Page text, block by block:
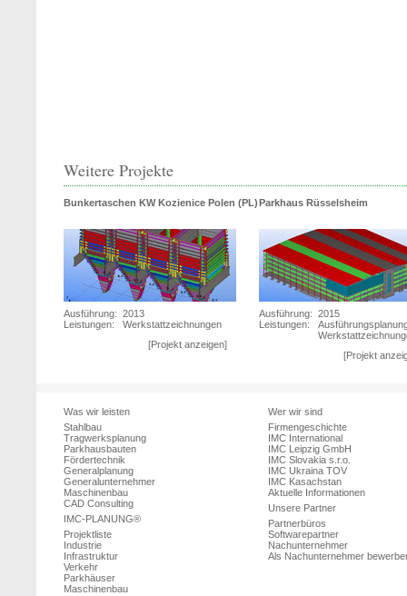
Weitere Projekte
Bunkertaschen KW Kozienice Polen (PL)
Ausführung: 2013
Leistungen:
Werkstattzeichnungen
[Projekt anzeigen]
Parkhaus Rüsselsheim
Ausführung: 2015
Leistungen:
[Projekt
Was wir leisten
Stahlbau
Tragwerksplanung
Parkhausbauten
Fördertechnik
Generalplanung
Generalunternehmer
Maschinenbau
CAD Consulting
IMC-PLANUNG®
Projektliste
Industrie
Infrastruktur
Verkehr
Parkhäuser
Maschinenbau
Wer wir sind
Firmengeschichte
IMC International
IMC Leipzig GmbH
IMC Slovakia s.r.o.
IMC Ukraina TOV
IMC Kasachstan
Aktuelle Informationen
Unsere Partner
Partnerbüros
Softwarepartner
Nachunternehmer
Als Nachunternehmer